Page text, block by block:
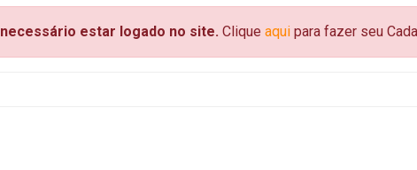
estar logado no site. Clique aqui para fazer seu